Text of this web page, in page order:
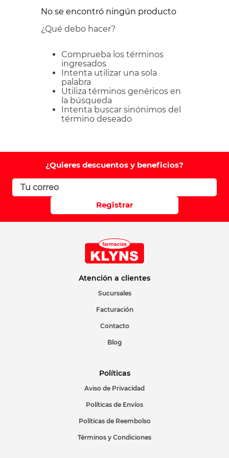
No se encontró ningún producto
¿Qué debo hacer?
Comprueba los términos
ingresados
Intenta utilizar una sola
palabra
Utiliza términos genéricos en
la búsqueda
Intenta buscar sinónimos del
término deseado
¿Quieres descuentos y beneficios?
Registrar
Atención a clientes
Sucursales
Facturación
Contacto
Blog
Políticas
Aviso de Privacidad
Políticas de Envíos
Políticas de Reembolso
Términos y Condiciones